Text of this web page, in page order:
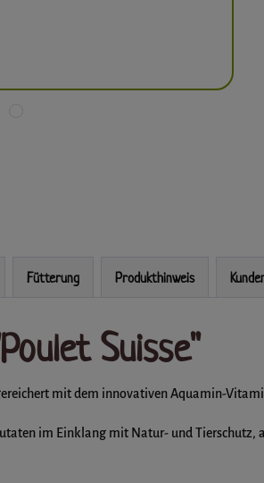
Fütterung Produkthinweis
Suisse"
mit dem innovativen Aquamin-
im Einklang mit Natur- und